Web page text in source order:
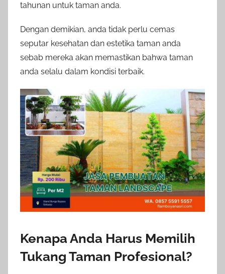
tahunan untuk taman anda.
Dengan demikian, anda tidak perlu cemas
seputar kesehatan dan estetika taman anda
sebab mereka akan memastikan bahwa taman
anda selalu dalam kondisi terbaik.
Kenapa Anda Harus Memilih
Tukang Taman Profesional?